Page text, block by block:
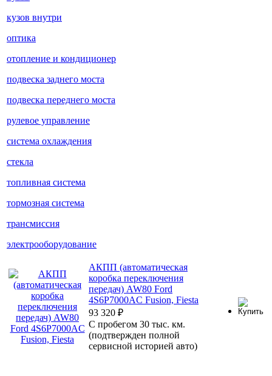
кузов внутри
оптика
отопление и кондиционер
подвеска заднего моста
подвеска переднего моста
рулевое управление
система охлаждения
стекла
топливная система
тормозная система
трансмиссия
электрооборудование
АКПП (автоматическая
коробка переключения
передач) AW80 Ford
4S6P7000AC Fusion, Fiesta
93 320 ₽
С пробегом 30 тыс. км.
(подтвержден полной
сервисной историей авто)